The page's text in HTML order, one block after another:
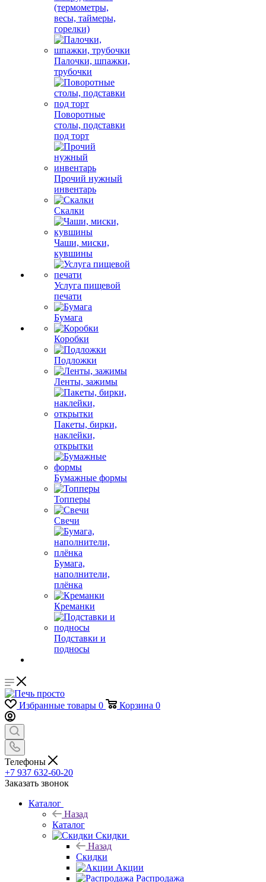
(термометры,
весы, таймеры,
горелки)
Палочки, шпажки,
трубочки
Поворотные
столы, подставки
под торт
Прочий нужный
инвентарь
Скалки
Чаши, миски,
кувшины
Услуга пищевой
печати
Бумага
Коробки
Подложки
Ленты, зажимы
Пакеты, бирки,
наклейки,
открытки
Бумажные формы
Топперы
Свечи
Бумага,
наполнители,
плёнка
Креманки
Подставки и
подносы
Избранные товары 0 Корзина 0
Телефоны
+7 937 632-60-20
Заказать звонок
Каталог
Назад
Каталог
Скидки
Назад
Скидки
Акции
Распродажа